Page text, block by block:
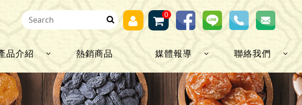
0
品介紹 熱銷商品 媒體報導 聯絡我們